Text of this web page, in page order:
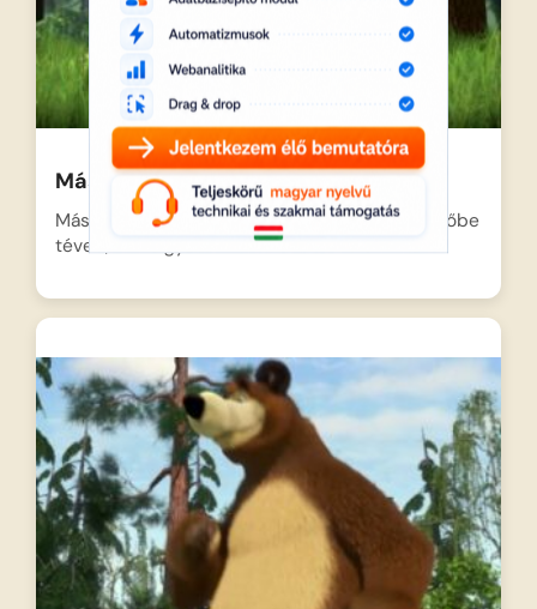
Mása és a medve – A találkozás
Mása, az örökmozgó kislány unalmában az erdőbe
téved, ahol egy…